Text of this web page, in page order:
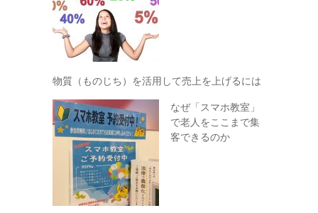
物質（ものじち）を活用して売上を上げるには
なぜ「スマホ教室」
で老人をここまで集
客できるのか